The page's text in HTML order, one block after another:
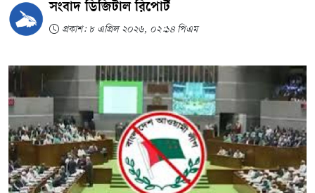
সংবাদ ডিজিটাল রিপোর্ট
প্রকাশ: ৮ এপ্রিল ২০২৬, ০২:১৪ পিএম